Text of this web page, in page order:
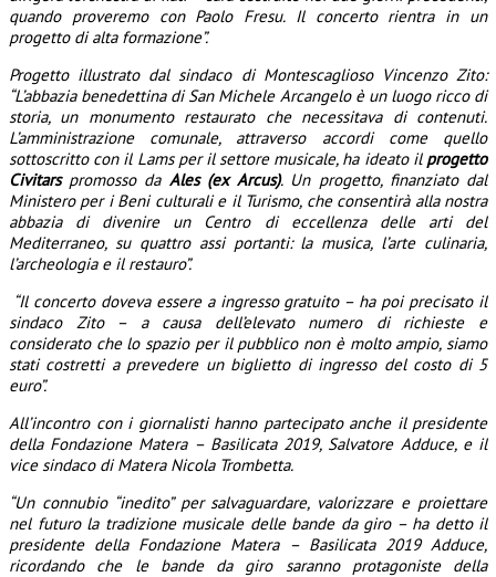
quando proveremo con Paolo Fresu. Il concerto rientra in un
progetto di alta formazione”.
Progetto illustrato dal sindaco di Montescaglioso Vincenzo Zito:
“L’abbazia benedettina di San Michele Arcangelo è un luogo ricco di
storia, un monumento restaurato che necessitava di contenuti.
L’amministrazione comunale, attraverso accordi come quello
sottoscritto con il Lams per il settore musicale, ha ideato il progetto
Civitarspromosso da Ales (ex Arcus). Un progetto, finanziato dal
Ministero per i Beni culturali e il Turismo, che consentirà alla nostra
abbazia di divenire un Centro di eccellenza delle arti del
Mediterraneo, su quattro assi portanti: la musica, l’arte culinaria,
l’archeologia e il restauro”.
“Il concerto doveva essere a ingresso gratuito – ha poi precisato il
sindaco Zito – a causa dell’elevato numero di richieste e
considerato che lo spazio per il pubblico non è molto ampio, siamo
stati costretti a prevedere un biglietto di ingresso del costo di 5
euro”.
All’incontro con i giornalisti hanno partecipato anche il presidente
della Fondazione Matera – Basilicata 2019, Salvatore Adduce, e il
vice sindaco di Matera Nicola Trombetta.
“Un connubio “inedito” per salvaguardare, valorizzare e proiettare
nel futuro la tradizione musicale delle bande da giro – ha detto il
presidente della Fondazione Matera – Basilicata 2019 Adduce,
ricordando che le bande da giro saranno protagoniste della